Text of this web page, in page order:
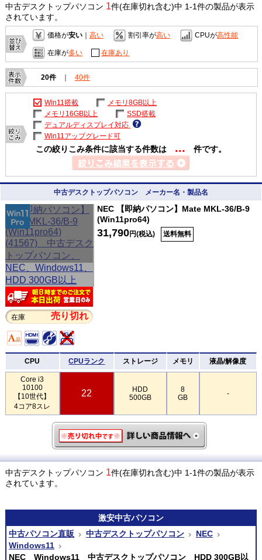
中古デスクトップパソコン 1件(在庫切れ含む)中 1-1件の製品が表示
されています。
価格が安い｜ 高い 割引率が高い CPUが高性能
在庫が多い 在庫あり
20件 ｜ 40件
Win11搭載
メモリ8GB以上
メモリ16GB以上
SSD搭載
デュアルディスプレイ対応
Win11アップグレード可
この絞りこみ条件に該当する件数は ... 件です。
中古デスクトップパソコン メーカー名・製品名
在庫 売り切れ
NEC 【即納パソコン】Mate MKL-36/B-9
(Win11pro64)
31,790円(税込) 送料無料
CPU CPUランク ストレージ メモリ 液晶/解像度
Core i3
10100
【10世代】
4コア8スレ
22
HDD
500GB
8
GB
-
中古デスクトップパソコン 1件(在庫切れ含む)中 1-1件の製品が表示
されています。
激安中古パソコン
中古パソコン直販
中古デスクトップパソコン
NEC
Windows11
NEC Windows11 中古デスクトップパソコン HDD 300GB以